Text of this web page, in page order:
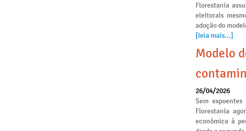
Florestania
eleitorais
adoção do
[leia mais...]
Modelo
26/04/2026
Sem
Florestania
econômica à